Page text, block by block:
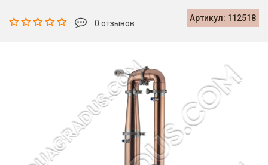
Артикул: 112518
0 отзывов